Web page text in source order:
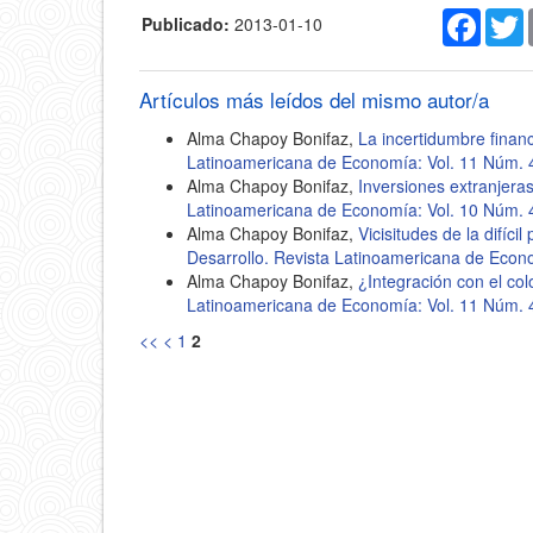
Publicado: 2013-01-10
Artículos más leídos del mismo autor/a
Alma Chapoy Bonifaz, La incertidumbre
Latinoamericana de Economía: Vol. 11 Núm.
Alma Chapoy Bonifaz, Inversiones
Latinoamericana de Economía: Vol. 10 Núm.
Alma Chapoy Bonifaz, Vicisitudes de la difícil
Desarrollo. Revista Latinoamericana de
Alma Chapoy Bonifaz, ¿Integración con el
Latinoamericana de Economía: Vol. 11 Núm.
<< < 1 2